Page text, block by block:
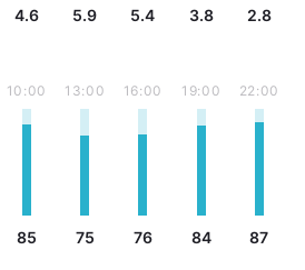
4.6 5.9 5.4 3.8 2.8
10:00
85
13:00
75
16:00
76
19:00
84
22:00
87